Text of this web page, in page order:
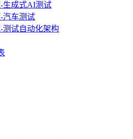
生成式AI测试
汽车测试
测试自动化架构